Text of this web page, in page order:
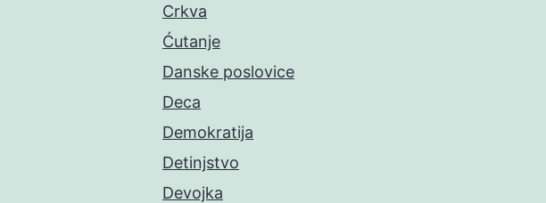
Crkva
Ćutanje
Danske poslovice
Deca
Demokratija
Detinjstvo
Devojka